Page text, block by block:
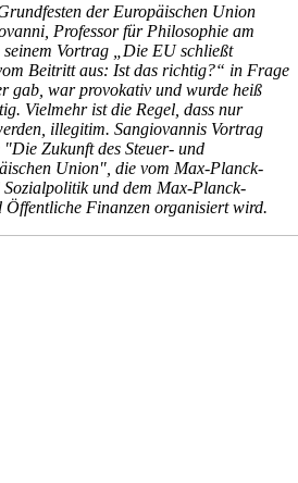
der Europäischen Union
Professor für Philosophie am
Vortrag „Die EU schließt
Beitritt aus: Ist das richtig?“ in Frage
gab, war provokativ und wurde heiß
Vielmehr ist die Regel, dass nur
illegitim. Sangiovannis Vortrag
Zukunft des Steuer- und
Union", die vom Max-Planck-
und dem Max-Planck-
Öffentliche Finanzen organisiert wird.